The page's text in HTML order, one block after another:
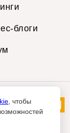
блоги
, чтобы